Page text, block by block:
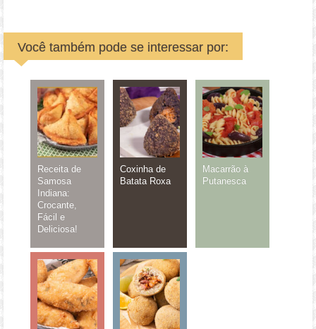
Você também pode se interessar por:
Receita de
Samosa
Indiana:
Crocante,
Fácil e
Deliciosa!
Coxinha de
Batata Roxa
Macarrão à
Putanesca